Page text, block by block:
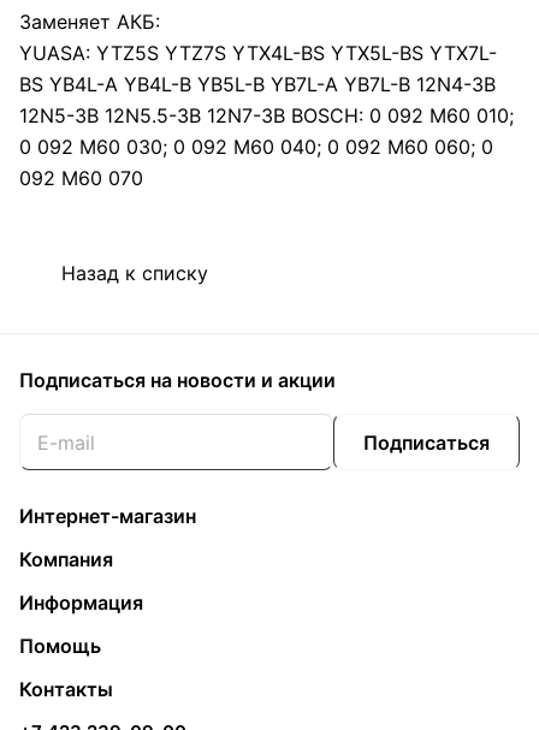
Заменяет АКБ:
YUASA: YTZ5S YTZ7S YTX4L-BS YTX5L-BS YTX7L-
BS YB4L-A YB4L-B YB5L-B YB7L-A YB7L-B 12N4-3B
12N5-3B 12N5.5-3B 12N7-3B BOSCH: 0 092 M60 010;
0 092 M60 030; 0 092 M60 040; 0 092 M60 060; 0
092 M60 070
Назад к списку
Подписаться на новости и акции
Подписаться
Интернет-магазин
Компания
Информация
Помощь
Контакты